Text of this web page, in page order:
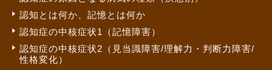
認知とは何か、記憶とは何か
認知症の中核症状1（記憶障害）
認知症の中核症状2（見当識障害/理解力・判断力障害/
性格変化）